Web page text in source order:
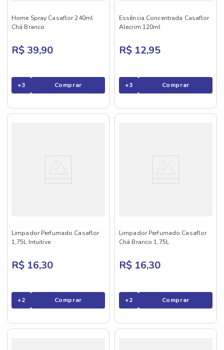
Home Spray Casaflor 240ml
Chá Branco
R$ 39,90
+3 Comprar
Essência Concentrada Casaflor
Alecrim 120ml
R$ 12,95
+3 Comprar
Limpador Perfumado Casaflor
1,75L Intuitive
R$ 16,30
+2 Comprar
Limpador Perfumado Casaflor
Chá Branco 1,75L
R$ 16,30
+2 Comprar